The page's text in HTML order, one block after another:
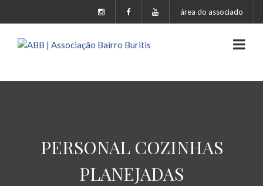
área do associado
PERSONAL COZINHAS
PLANEJADAS